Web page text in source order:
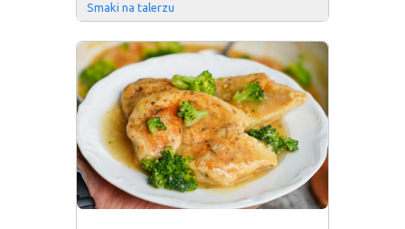
Smaki na talerzu